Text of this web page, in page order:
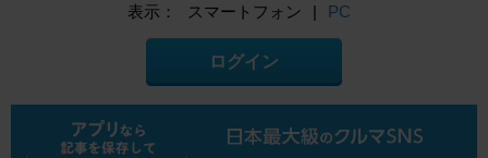
表示： スマートフォン | PC
ログイン